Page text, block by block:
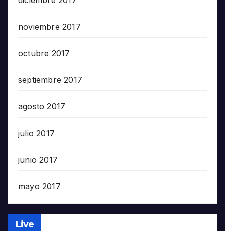
noviembre 2017
octubre 2017
septiembre 2017
agosto 2017
julio 2017
junio 2017
mayo 2017
Live